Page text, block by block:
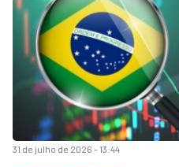
31 de julho de 2026 - 13:44